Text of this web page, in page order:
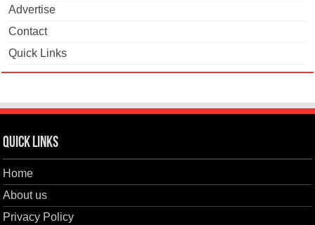
Advertise
Contact
Quick Links
Quick Links
Home
About us
Privacy Policy